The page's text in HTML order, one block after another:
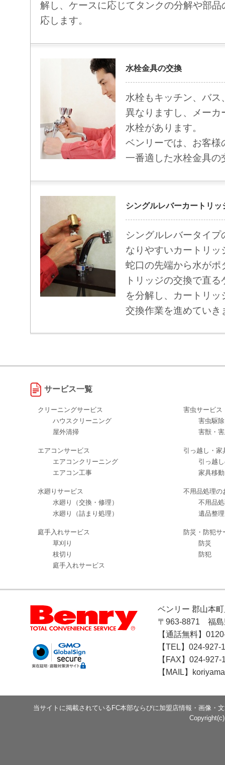
解し、ケースに応じてタンクの分解や部
応します。
水栓金具の交換
水栓もキッチン、バ
異なりますし、メーカ
水栓があります。
ベンリーでは、お客様
一番適した水栓金具
シングルレバーカートリッ
シングルレバータイ
なりやすいカートリ
蛇口の先端から水がポ
トリッジの交換で直
を分解し、カートリ
交換作業を進めていき
サービス一覧
クリーニングサービス
ハウスクリーニング
屋外清掃
エアコンサービス
エアコンクリーニング
エアコン工事
水廻りサービス
水廻り（交換・修理）
水廻り（詰まり処理）
庭手入れサービス
草刈り
枝切り
庭手入れサービス
害虫サービス
害虫駆除
害獣・
引っ越し・家
引っ越
家具移動
不用品処理の
不用品
遺品整理
防災・防犯サ
防災
防犯
ベンリー 郡山本
〒963-8871 福島
【通話無料】
【TEL】024-927-
【FAX】024-927-
【MAIL】
当サイトに掲載されているFC本部ならびに加盟店情報・画像・